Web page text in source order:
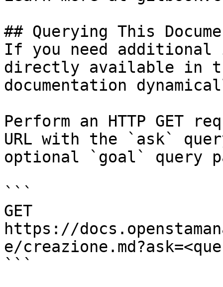
## Querying This
If you need
directly available in
documentation
Perform an HTTP GET
URL with the `ask`
optional `goal` query
```
GET
https://
e/
```